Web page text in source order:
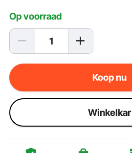
Op voorraad
Koop nu
Winkelkar